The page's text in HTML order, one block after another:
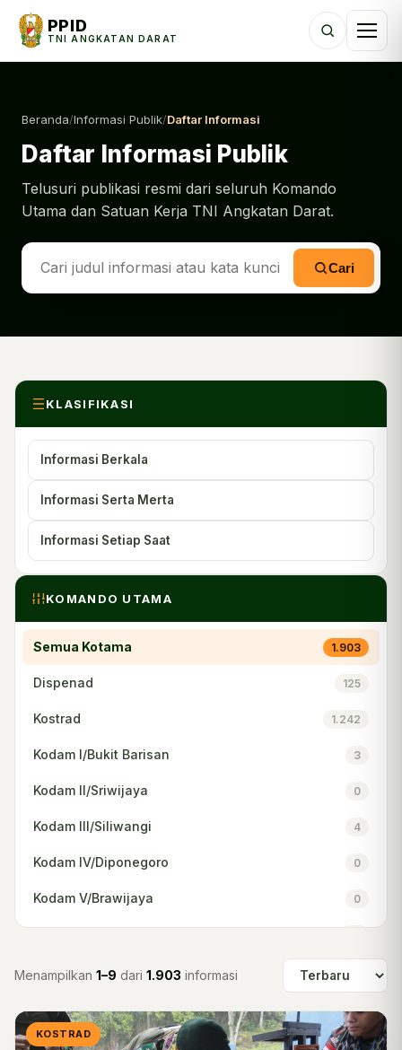
PPID
TNI ANGKATAN DARAT
Beranda/Informasi Publik/Daftar Informasi
Daftar Informasi Publik
Telusuri publikasi resmi dari seluruh Komando
Utama dan Satuan Kerja TNI Angkatan Darat.
Cari
KLASIFIKASI
Informasi Berkala
Informasi Serta Merta
Informasi Setiap Saat
KOMANDO UTAMA
Semua Kotama 1.903
Dispenad 125
Kostrad 1.242
Kodam I/Bukit Barisan 3
Kodam II/Sriwijaya 0
Kodam III/Siliwangi 4
Kodam IV/Diponegoro 0
Kodam V/Brawijaya 0
Kodam IX/Udayana 376
Kodam XIII/Merdeka 2
Menampilkan 1–9 dari 1.903 informasi
KOSTRAD